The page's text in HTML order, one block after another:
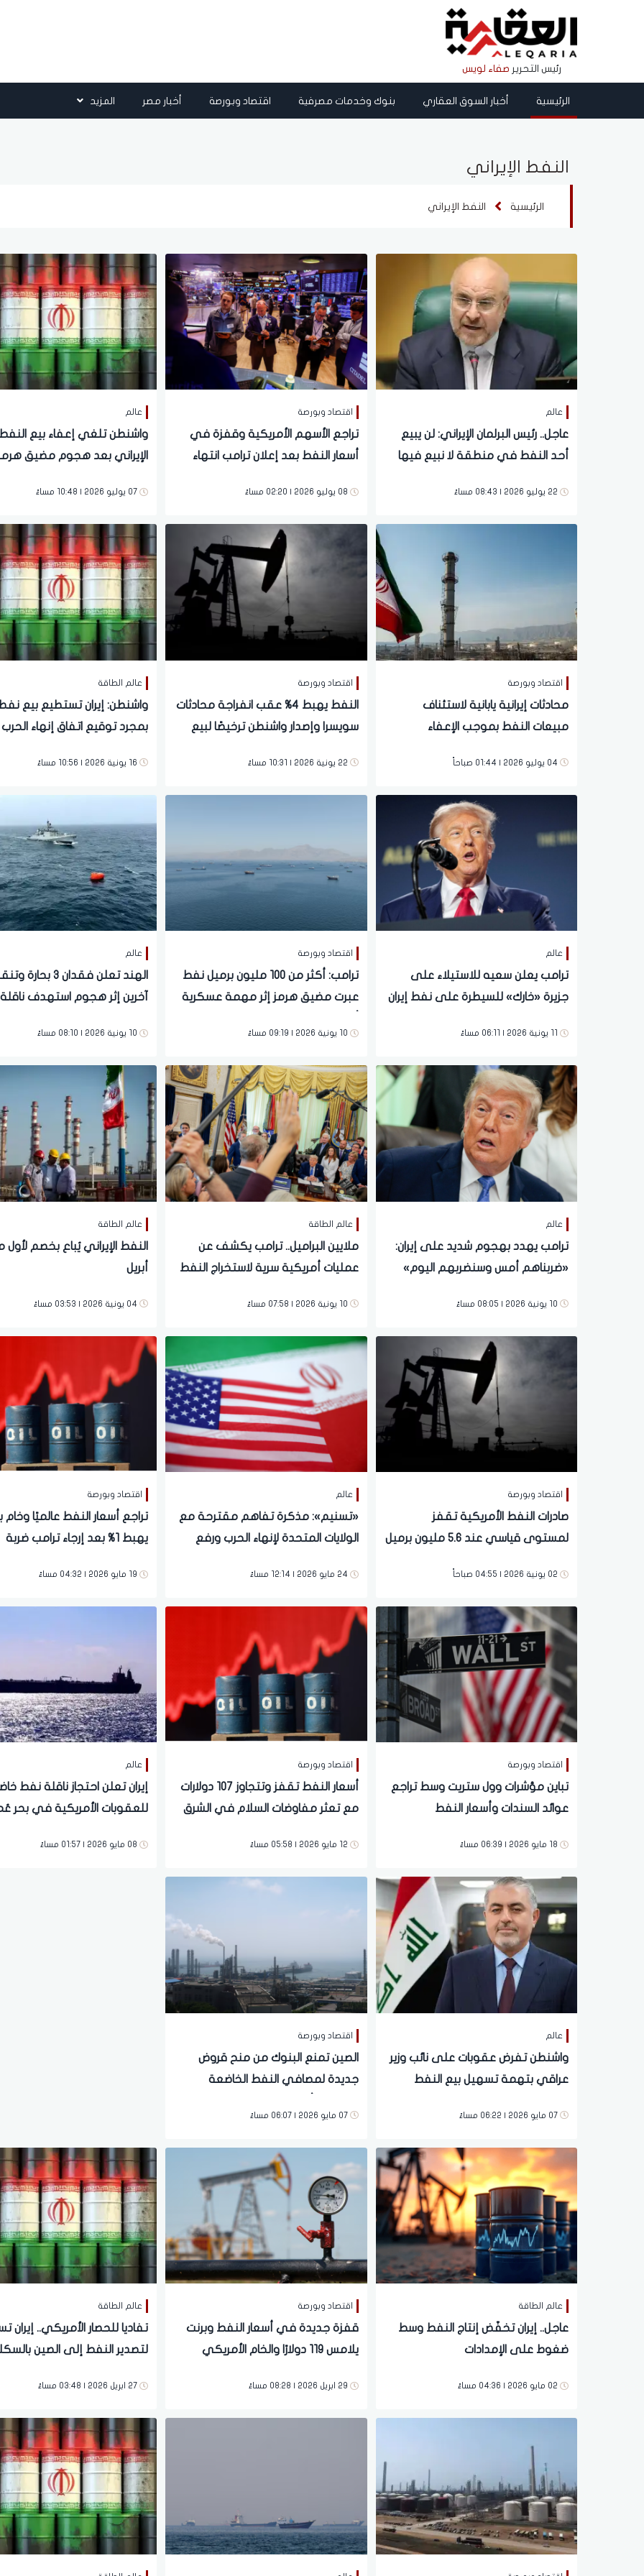
رئيس التحرير صفاء لويس
الرئيسية أخبار السوق العقاري بنوك وخدمات مصرفية اقتصاد وبورصة أخبار مصر المزيد
النفط الإيراني
الرئيسية النفط الإيراني
عالم
عاجل.. رئيس البرلمان الإيراني: لن يبيع
أحد النفط في منطقة لا نبيع فيها
22 يوليو 2026 | 08:43 مساءً
اقتصاد وبورصة
تراجع الأسهم الأمريكية وقفزة في
أسعار النفط بعد إعلان ترامب انتهاء
08 يوليو 2026 | 02:20 مساءً
عالم
واشنطن تلغي إعفاء بيع
الإيراني بعد هجوم مضيق
07 يوليو 2026 | 10:48 مساءً
اقتصاد وبورصة
محادثات إيرانية يابانية لاستئناف
مبيعات النفط بموجب الإعفاء
04 يوليو 2026 | 01:44 صباحاً
اقتصاد وبورصة
النفط يهبط 4% عقب انفراجة محادثات
سويسرا وإصدار واشنطن ترخيصًا لبيع
22 يونية 2026 | 10:31 مساءً
عالم الطاقة
واشنطن: إيران تستطيع بيع
بمجرد توقيع اتفاق إنهاء
16 يونية 2026 | 10:56 مساءً
عالم
ترامب يعلن سعيه للاستيلاء على
جزيرة «خارك» للسيطرة على نفط إيران
اقتصاد وبورصة
ترامب: أكثر من 100 مليون برميل نفط
عبرت مضيق هرمز إثر مهمة عسكرية
10 يونية 2026 | 09:19 مساءً
عالم
آخرين إثر هجوم استهدف
10 يونية 2026 | 08:10 مساءً
عالم
ترامب يهدد بهجوم شديد على إيران:
«ضربناهم أمس وسنضربهم اليوم»
10 يونية 2026 | 08:05 مساءً
عالم الطاقة
ملايين البراميل.. ترامب يكشف عن
عمليات أمريكية سرية لاستخراج النفط
10 يونية 2026 | 07:58 مساءً
عالم الطاقة
النفط الإيراني يُباع بخصم لأول
أبريل
04 يونية 2026 | 03:53 مساءً
اقتصاد وبورصة
صادرات النفط الأمريكية تقفز
لمستوى قياسي عند 5.6 مليون برميل
02 يونية 2026 | 04:55 صباحاً
عالم
«تسنيم»: مذكرة تفاهم مقترحة مع
الولايات المتحدة لإنهاء الحرب ورفع
24 مايو 2026 | 12:14 مساءً
اقتصاد وبورصة
تراجع أسعار النفط عالميًا وخام
يهبط 1% بعد إرجاء ترامب ضربة
19 مايو 2026 | 04:32 مساءً
اقتصاد وبورصة
تباين مؤشرات وول ستريت وسط تراجع
عوائد السندات وأسعار النفط
18 مايو 2026 | 06:39 مساءً
اقتصاد وبورصة
أسعار النفط تقفز وتتجاوز 107 دولارات
مع تعثر مفاوضات السلام في الشرق
12 مايو 2026 | 05:58 مساءً
عالم
إيران تعلن احتجاز ناقلة نفط
للعقوبات الأمريكية في بحر
08 مايو 2026 | 01:57 مساءً
عالم
واشنطن تفرض عقوبات على نائب وزير
عراقي بتهمة تسهيل بيع النفط
07 مايو 2026 | 06:22 مساءً
اقتصاد وبورصة
الصين تمنع البنوك من منح قروض
جديدة لمصافي النفط الخاضعة
07 مايو 2026 | 06:07 مساءً
عالم الطاقة
عاجل.. إيران تخفّض إنتاج النفط وسط
ضغوط على الإمدادات
02 مايو 2026 | 04:36 مساءً
اقتصاد وبورصة
قفزة جديدة في أسعار النفط وبرنت
يلامس 119 دولارًا والخام الأمريكي
29 ابريل 2026 | 08:28 مساءً
عالم الطاقة
تفاديا للحصار الأمريكي..
لتصدير النفط إلى الصين
27 ابريل 2026 | 03:48 مساءً